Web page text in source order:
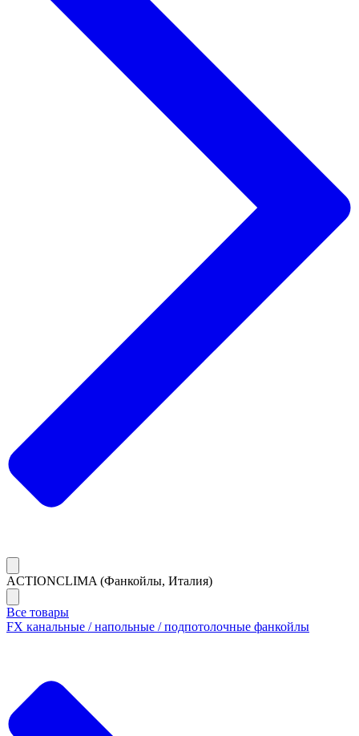
ACTIONCLIMA (Фанкойлы, Италия)
Все товары
FX канальные / напольные / подпотолочные фанкойлы